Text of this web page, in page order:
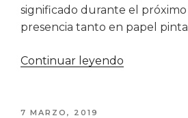
significado durante el próximo
presencia tanto en papel
Continuar leyendo
PUBLICADO
7 MARZO, 2019